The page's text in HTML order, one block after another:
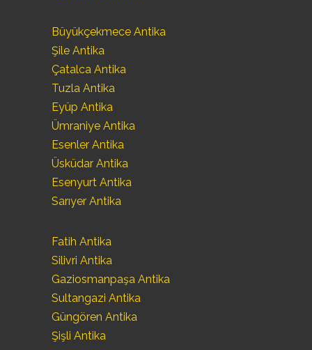
Büyükçekmece Antika
Şile Antika
Çatalca Antika
Tuzla Antika
Eyüp Antika
Ümraniye Antika
Esenler Antika
Üsküdar Antika
Esenyurt Antika
Sarıyer Antika
Fatih Antika
Silivri Antika
Gaziosmanpaşa Antika
Sultangazi Antika
Güngören Antika
Şişli Antika